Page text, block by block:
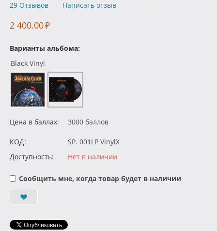
29 Отзывов
Написать отзыв
2 400.00₽
Варианты альбома:
Black Vinyl
Цена в баллах: 3000 баллов
КОД:
SP. 001LP VinylX
Доступность:
Нет в наличии
Сообщить мне, когда товар будет в наличии